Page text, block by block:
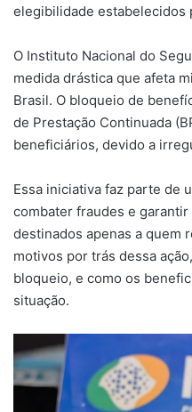
elegibilidade estabelecidos
O Instituto Nacional do
medida drástica que afeta
Brasil. O bloqueio de
de Prestação Continuada
beneficiários, devido a
Essa iniciativa faz parte de
combater fraudes e
destinados apenas a quem
motivos por trás dessa
bloqueio, e como os
situação.